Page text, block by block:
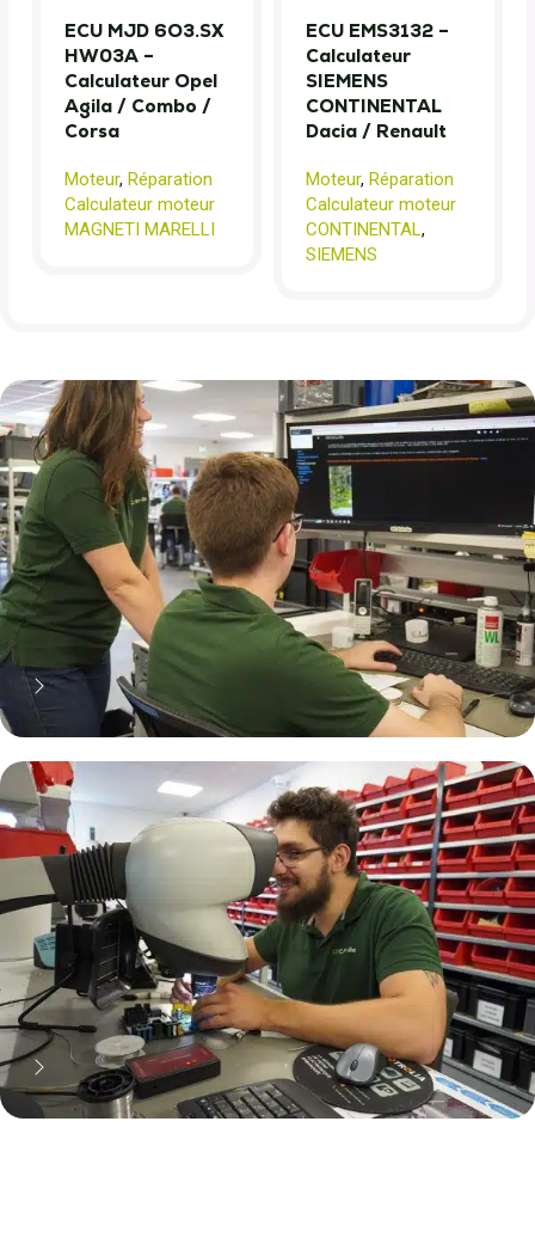
ECU MJD 6O3.SX
HW03A –
Calculateur Opel
Agila / Combo /
Corsa
Moteur, Réparation
Calculateur moteur
MAGNETI MARELLI
ECU EMS3132 –
Calculateur
SIEMENS
CONTINENTAL
Dacia / Renault
Moteur, Réparation
Calculateur moteur
CONTINENTAL,
SIEMENS
70% moins cher qu'une pièce
neuve... mais pas que !
Pourquoi réparer ?